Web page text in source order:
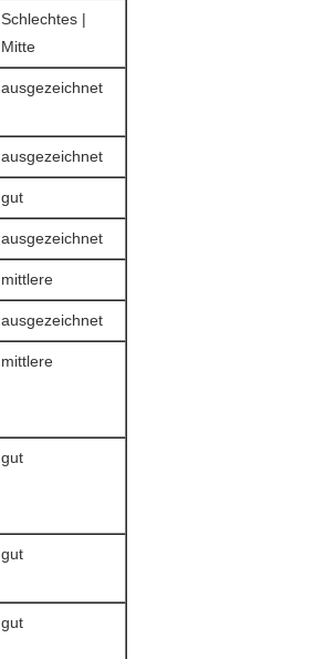
Schlechtes |
Mitte
ausgezeichnet
ausgezeichnet
gut
ausgezeichnet
mittlere
ausgezeichnet
mittlere
gut
gut
gut